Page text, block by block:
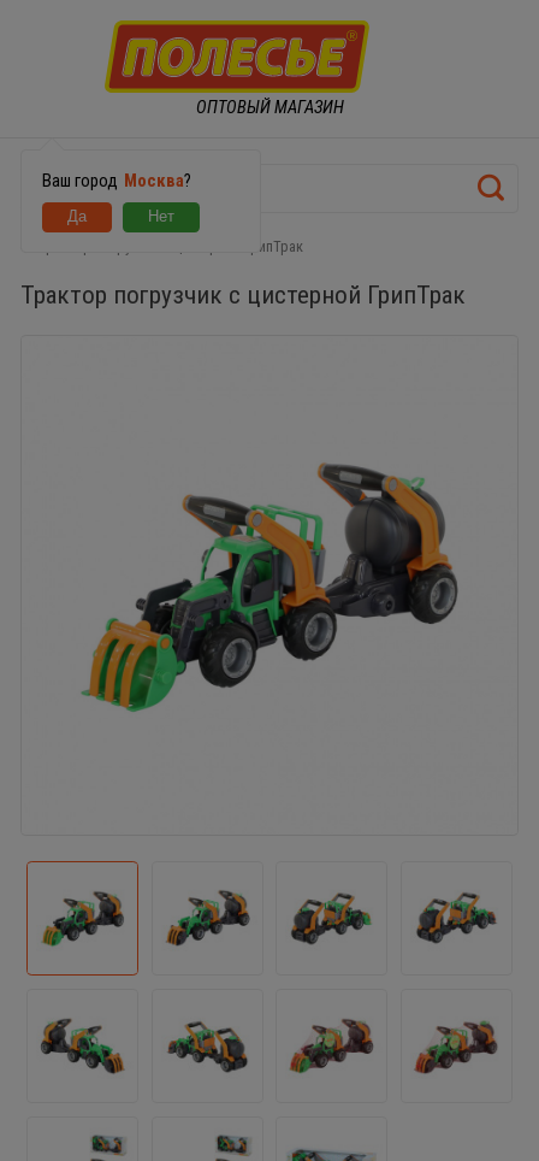
ОПТОВЫЙ МАГАЗИН
Ваш город Москва?
Трактор погрузчик с цистерной ГрипТрак
Трактор погрузчик с цистерной ГрипТрак